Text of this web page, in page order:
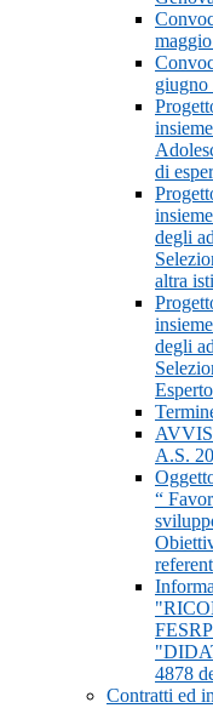
giugno
di
degli
altra
degli
A.S.
“
4878
Contratti ed